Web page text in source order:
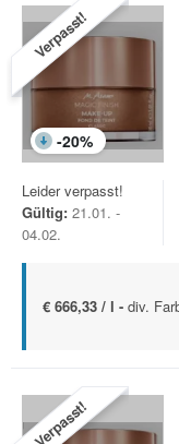
Verpasst!
-20%
Leider verpasst!
Gültig: 21.01. -
04.02.
€ 666,33 / l - div.
Verpasst!